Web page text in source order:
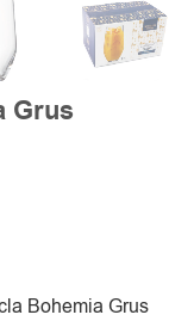
Grus
Bohemia Grus